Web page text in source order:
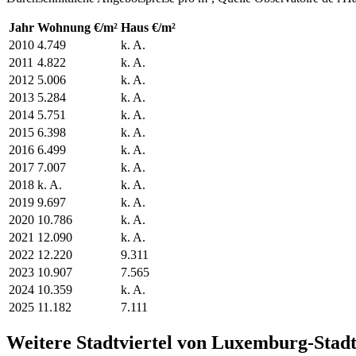
Jahr Wohnung €/m² Haus €/m²
2010 4.749
k. A.
2011 4.822
k. A.
2012 5.006
k. A.
2013 5.284
k. A.
2014 5.751
k. A.
2015 6.398
k. A.
2016 6.499
k. A.
2017 7.007
k. A.
2018 k. A.
k. A.
2019 9.697
k. A.
2020 10.786
k. A.
2021 12.090
k. A.
2022 12.220
9.311
2023 10.907
7.565
2024 10.359
k. A.
2025 11.182 7.111
Weitere Stadtviertel von Luxemburg-Stadt